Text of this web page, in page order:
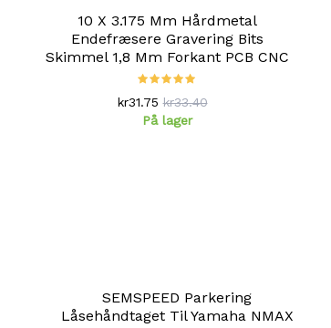
10 X 3.175 Mm Hårdmetal
Endefræsere Gravering Bits
Skimmel 1,8 Mm Forkant PCB CNC
kr31.75kr33.40
På lager
SEMSPEED Parkering
Låsehåndtaget Til Yamaha NMAX